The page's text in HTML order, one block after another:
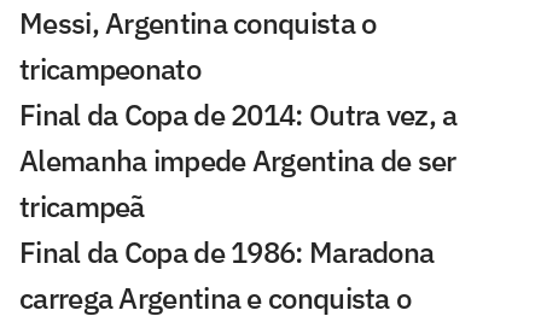
Messi, Argentina conquista o
tricampeonato
Final da Copa de 2014: Outra vez, a
Alemanha impede Argentina de ser
tricampeã
Final da Copa de 1986: Maradona
carrega Argentina e conquista o